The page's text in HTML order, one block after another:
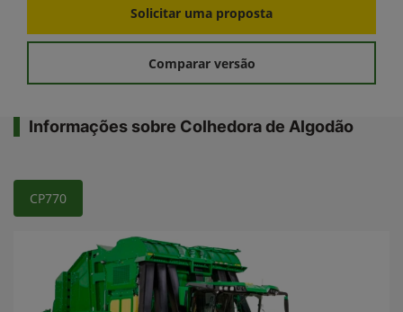
Solicitar uma proposta
Comparar versão
Informações sobre Colhedora de Algodão
CP770